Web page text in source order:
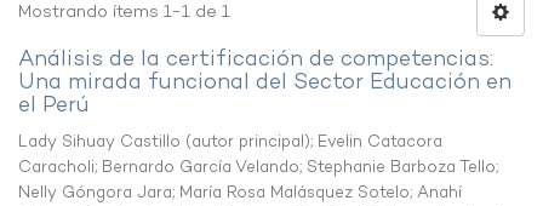
Mostrando ítems 1-1 de 1
Análisis de la certificación de competencias:
Una mirada funcional del Sector Educación en
el Perú
Lady Sihuay Castillo (autor principal); Evelin Catacora
Caracholi; Bernardo García Velando; Stephanie Barboza Tello;
Nelly Góngora Jara; María Rosa Malásquez Sotelo; Anahí